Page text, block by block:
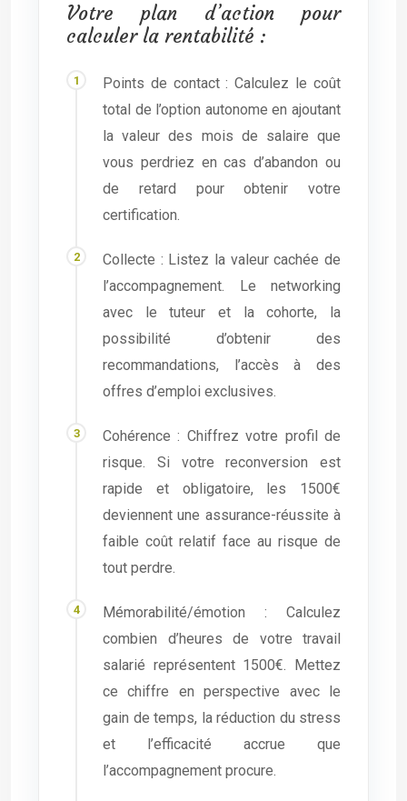
Votre plan d’action pour
calculer la rentabilité :
Points de contact : Calculez le coût
total de l’option autonome en ajoutant
la valeur des mois de salaire que
vous perdriez en cas d’abandon ou
de retard pour obtenir votre
certification.
Collecte : Listez la valeur cachée de
l’accompagnement. Le networking
avec le tuteur et la cohorte, la
possibilité d’obtenir des
recommandations, l’accès à des
offres d’emploi exclusives.
Cohérence : Chiffrez votre profil de
risque. Si votre reconversion est
rapide et obligatoire, les 1500€
deviennent une assurance-réussite à
faible coût relatif face au risque de
tout perdre.
Mémorabilité/émotion : Calculez
combien d’heures de votre travail
salarié représentent 1500€. Mettez
ce chiffre en perspective avec le
gain de temps, la réduction du stress
et l’efficacité accrue que
l’accompagnement procure.